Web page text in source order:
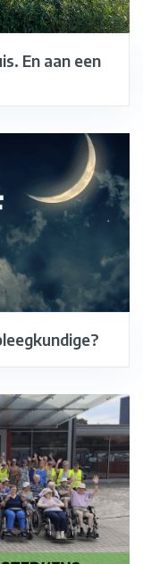
En aan een